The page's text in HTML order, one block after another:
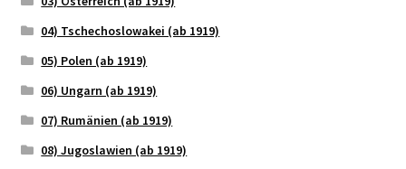
04) Tschechoslowakei (ab 1919)
05) Polen (ab 1919)
06) Ungarn (ab 1919)
07) Rumänien (ab 1919)
08) Jugoslawien (ab 1919)